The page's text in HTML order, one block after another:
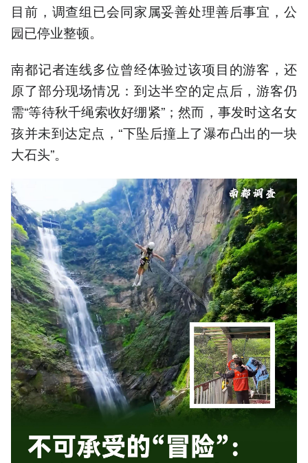
目前，调查组已会同家属妥善处理善后事宜，公
园已停业整顿。
南都记者连线多位曾经体验过该项目的游客，还
原了部分现场情况：到达半空的定点后，游客仍
需“等待秋千绳索收好绷紧”；然而，事发时这名女
孩并未到达定点，“下坠后撞上了瀑布凸出的一块
大石头”。